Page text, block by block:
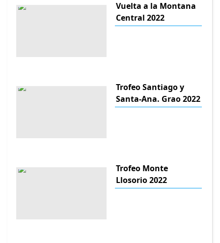
Vuelta a la Montana
Central 2022
Trofeo Santiago y
Santa-Ana. Grao 2022
Trofeo Monte
Llosorio 2022